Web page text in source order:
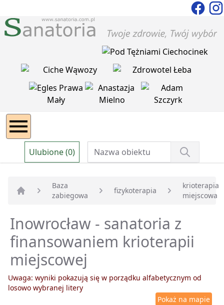
Ulubione (0)
Strona główna
Baza
zabiegowa
fizykoterapia
krioterapia
miejscowa
Inowrocław - sanatoria z
finansowaniem krioterapii
miejscowej
Uwaga: wyniki pokazują się w porządku alfabetycznym od
losowo wybranej litery
Pokaż na mapie